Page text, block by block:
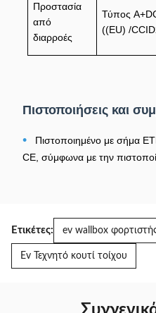
Προστασία
από
διαρροές
Τύπος
((EU) /
Πιστοποιήσεις και
•
Πιστοποιημένο με σήμα
CE, σύμφωνα με την
Ετικέτες: ev wallbox
Ev Τεχνητό κουτί τοίχου